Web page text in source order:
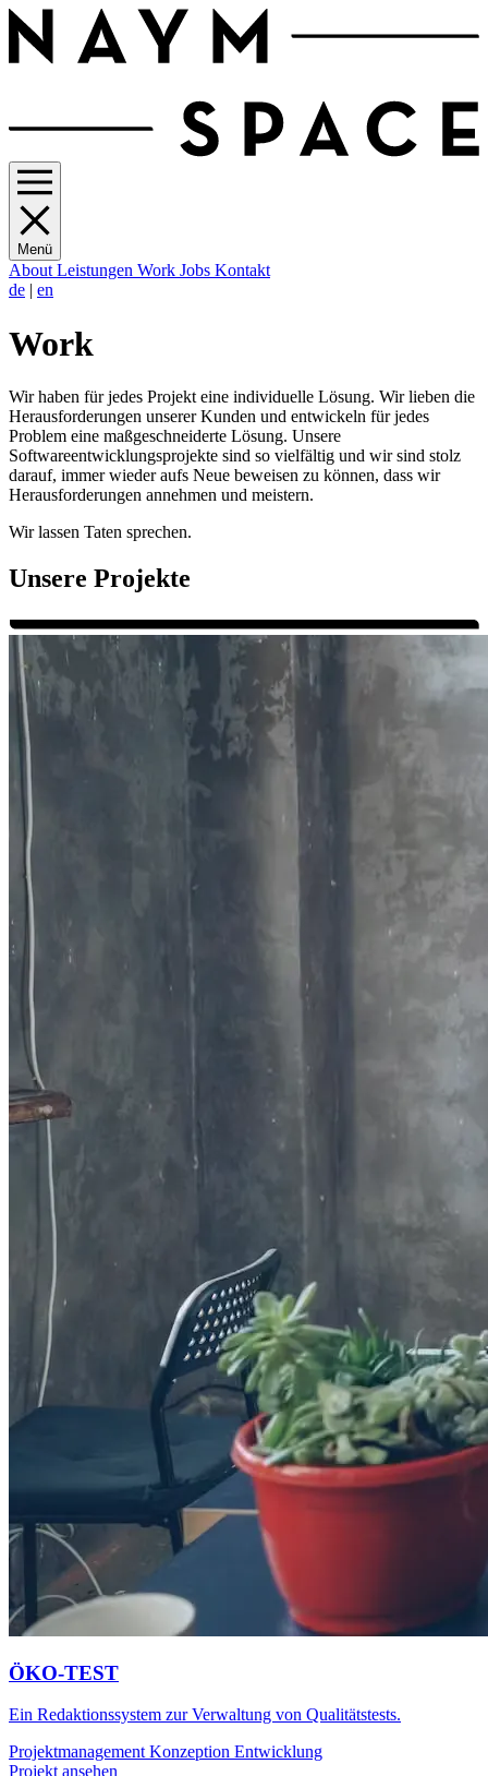
Menü
About Leistungen Work Jobs Kontakt
de | en
Work
Wir haben für jedes Projekt eine individuelle Lösung. Wir lieben die
Herausforderungen unserer Kunden und entwickeln für jedes
Problem eine maßgeschneiderte Lösung. Unsere
Softwareentwicklungsprojekte sind so vielfältig und wir sind stolz
darauf, immer wieder aufs Neue beweisen zu können, dass wir
Herausforderungen annehmen und meistern.
Wir lassen Taten sprechen.
Unsere Projekte
ÖKO-TEST
Ein Redaktionssystem zur Verwaltung von Qualitätstests.
Projektmanagement Konzeption Entwicklung
Projekt ansehen